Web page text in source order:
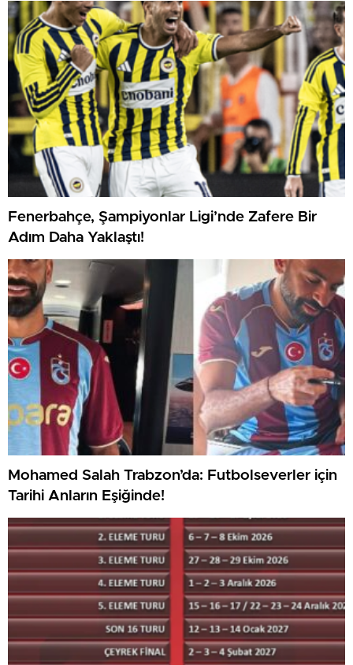
Fenerbahçe, Şampiyonlar Ligi’nde Zafere Bir
Adım Daha Yaklaştı!
Mohamed Salah Trabzon’da: Futbolseverler için
Tarihi Anların Eşiğinde!